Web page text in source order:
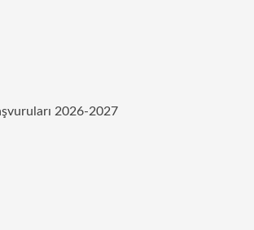
2026-2027